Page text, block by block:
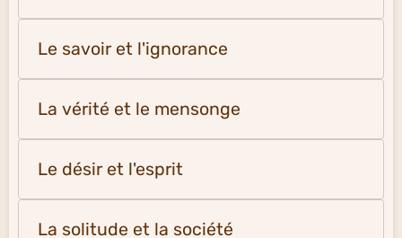
Le savoir et l'ignorance
La vérité et le mensonge
Le désir et l'esprit
La solitude et la société